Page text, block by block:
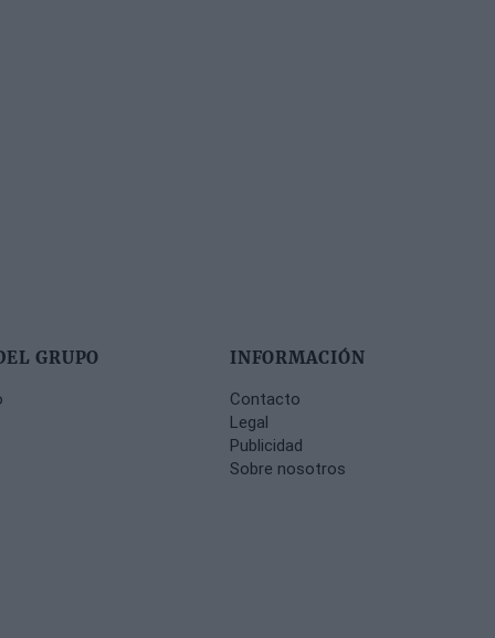
GRUPO
INFORMACIÓN
Contacto
Legal
Publicidad
Sobre nosotros